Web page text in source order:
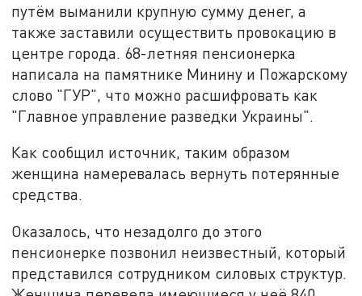
путём выманили крупную сумму денег, а
также заставили осуществить провокацию в
центре города. 68-летняя пенсионерка
написала на памятнике Минину и Пожарскому
слово "ГУР", что можно расшифровать как
"Главное управление разведки Украины".
Как сообщил источник, таким образом
женщина намеревалась вернуть потерянные
средства.
Оказалось, что незадолго до этого
пенсионерке позвонил неизвестный, который
представился сотрудником силовых структур.